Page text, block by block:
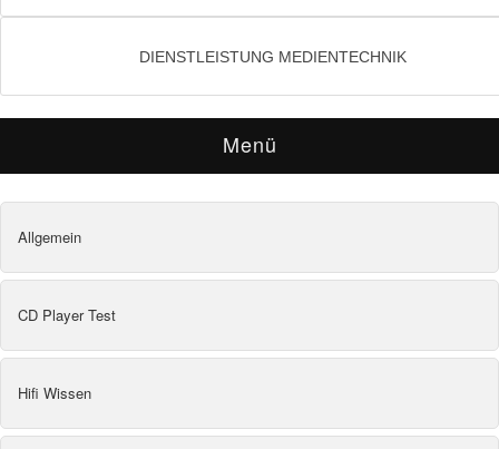
DIENSTLEISTUNG MEDIENTECHNIK
Menü
Allgemein
CD Player Test
Hifi Wissen